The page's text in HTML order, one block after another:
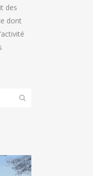
des
dont